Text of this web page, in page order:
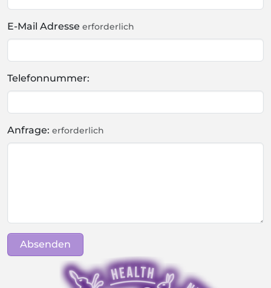
E-Mail Adresse erforderlich
Telefonnummer:
Anfrage: erforderlich
Absenden